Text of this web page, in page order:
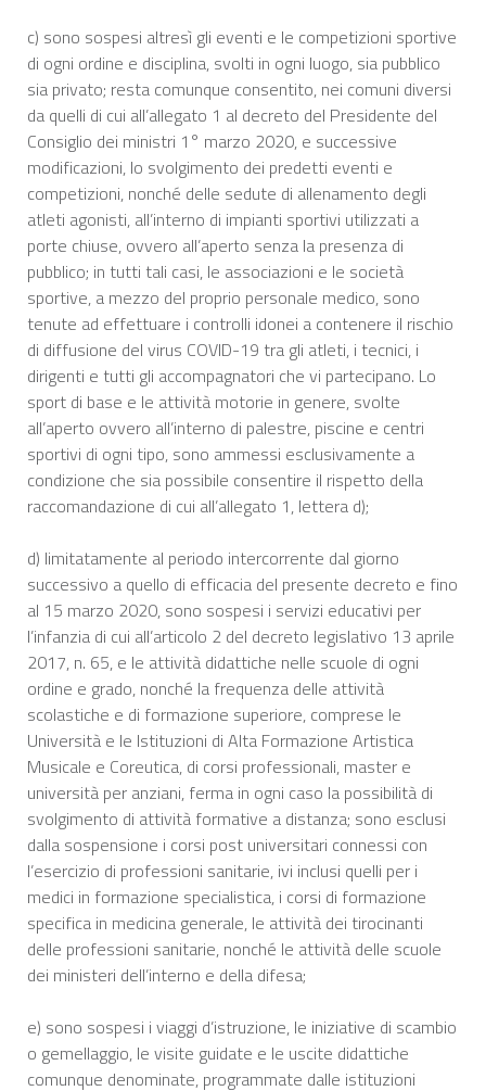
c) sono sospesi altresì gli eventi e le competizioni sportive
di ogni ordine e disciplina, svolti in ogni luogo, sia pubblico
sia privato; resta comunque consentito, nei comuni diversi
da quelli di cui all’allegato 1 al decreto del Presidente del
Consiglio dei ministri 1° marzo 2020, e successive
modificazioni, lo svolgimento dei predetti eventi e
competizioni, nonché delle sedute di allenamento degli
atleti agonisti, all’interno di impianti sportivi utilizzati a
porte chiuse, ovvero all’aperto senza la presenza di
pubblico; in tutti tali casi, le associazioni e le società
sportive, a mezzo del proprio personale medico, sono
tenute ad effettuare i controlli idonei a contenere il rischio
di diffusione del virus COVID-19 tra gli atleti, i tecnici, i
dirigenti e tutti gli accompagnatori che vi partecipano. Lo
sport di base e le attività motorie in genere, svolte
all’aperto ovvero all’interno di palestre, piscine e centri
sportivi di ogni tipo, sono ammessi esclusivamente a
condizione che sia possibile consentire il rispetto della
raccomandazione di cui all’allegato 1, lettera d);
d) limitatamente al periodo intercorrente dal giorno
successivo a quello di efficacia del presente decreto e fino
al 15 marzo 2020, sono sospesi i servizi educativi per
l’infanzia di cui all’articolo 2 del decreto legislativo 13 aprile
2017, n. 65, e le attività didattiche nelle scuole di ogni
ordine e grado, nonché la frequenza delle attività
scolastiche e di formazione superiore, comprese le
Università e le Istituzioni di Alta Formazione Artistica
Musicale e Coreutica, di corsi professionali, master e
università per anziani, ferma in ogni caso la possibilità di
svolgimento di attività formative a distanza; sono esclusi
dalla sospensione i corsi post universitari connessi con
l’esercizio di professioni sanitarie, ivi inclusi quelli per i
medici in formazione specialistica, i corsi di formazione
specifica in medicina generale, le attività dei tirocinanti
delle professioni sanitarie, nonché le attività delle scuole
dei ministeri dell’interno e della difesa;
e) sono sospesi i viaggi d’istruzione, le iniziative di scambio
o gemellaggio, le visite guidate e le uscite didattiche
comunque denominate, programmate dalle istituzioni